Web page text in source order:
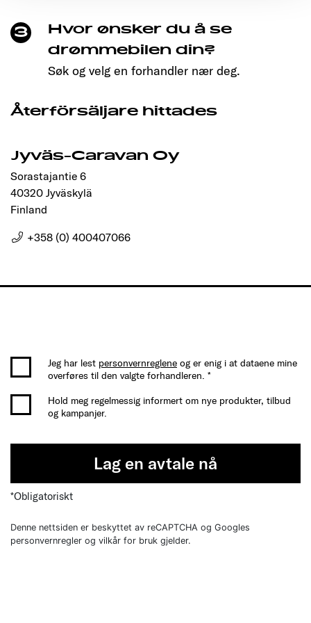
3
Hvor ønsker du å se
drømmebilen din?
Søk og velg en forhandler nær deg.
Återförsäljare hittades
Jyväs-Caravan Oy
Sorastajantie 6
40320 Jyväskylä
Finland
+358 (0) 400407066
Jeg har lest personvernreglene og er enig i at dataene mine
overføres til den valgte forhandleren. *
Hold meg regelmessig informert om nye produkter, tilbud
og kampanjer.
Lag en avtale nå
*Obligatoriskt
Denne nettsiden er beskyttet av reCAPTCHA og Googles
personvernregler og vilkår for bruk gjelder.